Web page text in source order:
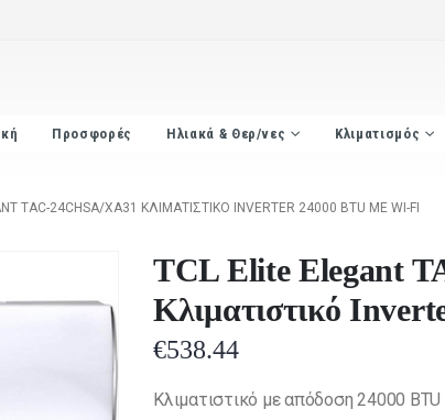
Προσφορές Ηλιακά & Θερ/νες Κλιματισμός
TAC-24CHSA/XA31 ΚΛΙΜΑΤΙΣΤΙΚΌ INVERTER 24000 BTU ΜΕ WI-FI
TCL Elite Elegant
Κλιματιστικό
€538.44
Κλιματιστικό με απόδοση 24000 BTU